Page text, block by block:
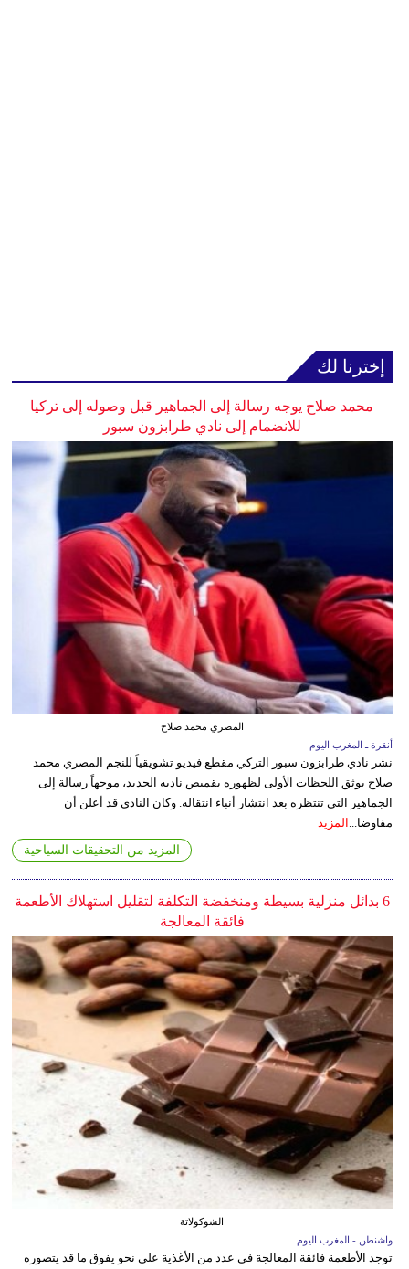
إخترنا لك
محمد صلاح يوجه رسالة إلى الجماهير قبل وصوله إلى تركيا
للانضمام إلى نادي طرابزون سبور
المصري محمد صلاح
أنقرة ـ المغرب اليوم
نشر نادي طرابزون سبور التركي مقطع فيديو تشويقياً للنجم المصري محمد
صلاح يوثق اللحظات الأولى لظهوره بقميص ناديه الجديد، موجهاً رسالة إلى
الجماهير التي تنتظره بعد انتشار أنباء انتقاله. وكان النادي قد أعلن أن
مفاوضا... المزيد
المزيد من التحقيقات السياحية
6 بدائل منزلية بسيطة ومنخفضة التكلفة لتقليل استهلاك الأطعمة
فائقة المعالجة
الشوكولاتة
واشنطن - المغرب اليوم
توجد الأطعمة فائقة المعالجة في عدد من الأغذية على نحو يفوق ما قد يتصوره